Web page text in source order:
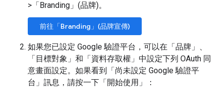
> 「Branding」(品牌)。
前往「Branding」(品牌宣傳)
如果您已設定 Google 驗證平台，可以在「品牌」 、
「目標對象」 和「資料存取權」 中設定下列 OAuth 同
意畫面設定。如果看到「尚未設定 Google 驗證平
台」 訊息，請按一下「開始使用」
：